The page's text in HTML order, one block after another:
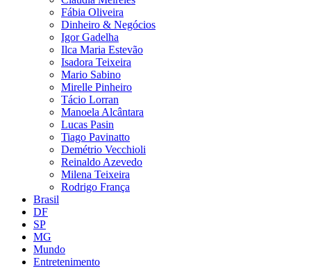
Fábia Oliveira
Dinheiro & Negócios
Igor Gadelha
Ilca Maria Estevão
Isadora Teixeira
Mario Sabino
Mirelle Pinheiro
Tácio Lorran
Manoela Alcântara
Lucas Pasin
Tiago Pavinatto
Demétrio Vecchioli
Reinaldo Azevedo
Milena Teixeira
Rodrigo França
Brasil
DF
SP
MG
Mundo
Entretenimento